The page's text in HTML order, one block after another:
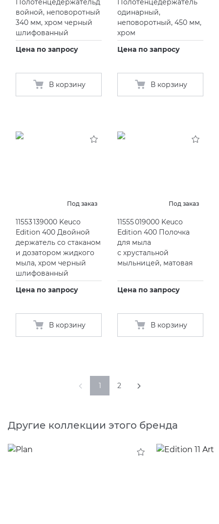
войной, неповоротный
340 мм, хром черный
шлифованный
Цена по запросу
В корзину
одинарный,
неповоротный, 450 мм,
хром
Цена по запросу
В корзину
Под заказ
11553 139000 Keuco
Edition 400 Двойной
держатель со стаканом
и дозатором жидкого
мыла, хром черный
шлифованный
Цена по запросу
В корзину
Под заказ
11555 019000 Keuco
Edition 400 Полочка
для мыла
с хрустальной
мыльницей, матовая
Цена по запросу
В корзину
1 2
Другие коллекции этого бренда